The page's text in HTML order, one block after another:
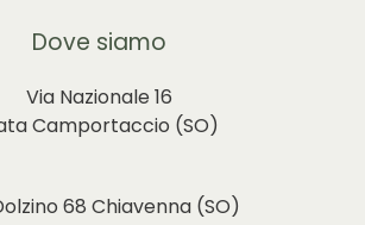
Dove siamo
Via Nazionale 16
Camportaccio (SO)
68 Chiavenna (SO)